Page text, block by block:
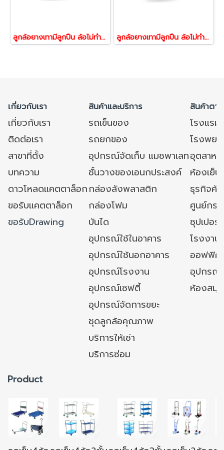
ลูกล้อยางเทามีลูกปืน ล้อไม่ทำพื้นเป็นรอย ล้อไม่แตก รับน้้าหนัก160-240กก.รูหมุน รุ่น ECO ยี่ห้อ TENTE 21419,21426 ลูกล้อยางเทามีลูกปืน ล้อไม่ทำพื้นเป็นรอย ล้อไม่แตก รับน้้าหนัก160-240กก.รูเบรก รุ่น ECO ยี่ห้อ TENTE 21344,21440
เกี่ยวกับเรา สินค้าและบริการ สินค้าตา
เกี่ยวกับเรา รถเข็นของ
โรงแร
ติดต่อเรา
รถยกของ
โรงพย
สาขาที่ตั้ง
อุปกรณ์จัดเก็บ แมชพาเลทอุตสาหก
บทความ
ชั้นวางของเอนกประสงค์
ห้องเย็
ดาวโหลดแคตตาล็อกกล่องลังพลาสติก
ธุรกิจค้
ขอรับแคตตาล็อก
กล่องโฟม
ศูนย์กร
ขอรับDrawing
บันได
ซุปเปอ
อุปกรณ์ใช้ในอาคาร
โรงงา
อุปกรณ์ใช้นอกอาคาร
ออฟฟิศ/
อุปกรณ์โรงงาน
อุปกรณ์
อุปกรณ์เซฟตี้
ห้องสมุ
อุปกรณ์จัดการขยะ
ชุดลูกล้อคุณภาพ
บริการให้เช่า
บริการซ่อม
Product